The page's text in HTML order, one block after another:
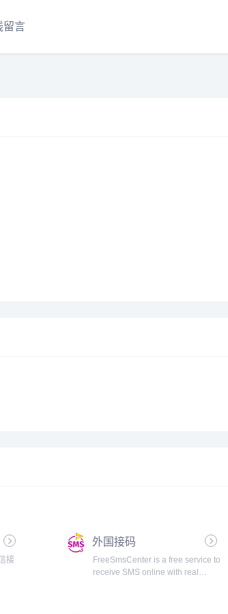
留言
接
外国接码
FreeSmsCenter is a free service to
receive SMS online with real